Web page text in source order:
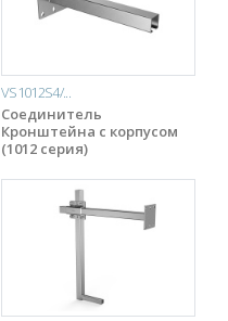
VS1012S4/...
Соединитель
Кронштейна с корпусом
(1012 серия)